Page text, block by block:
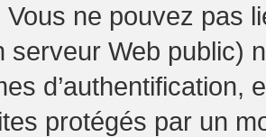
Vous ne pouvez pas
serveur Web public)
d’authentification,
protégés par un